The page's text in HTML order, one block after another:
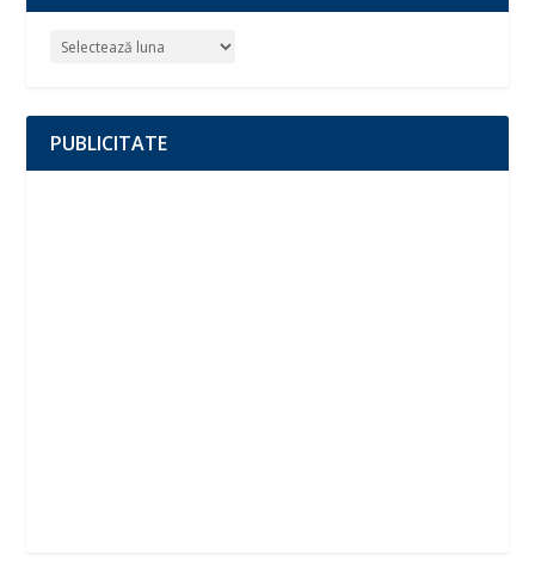
PUBLICITATE